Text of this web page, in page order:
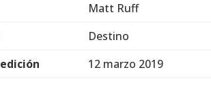
Matt Ruff
Destino
12 marzo 2019